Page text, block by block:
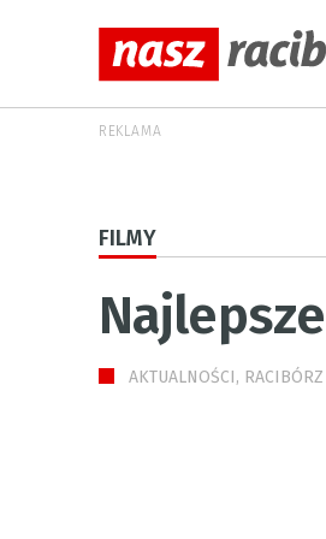
REKLAMA
FILMY
AKTUALNOŚCI, RACIBÓRZ